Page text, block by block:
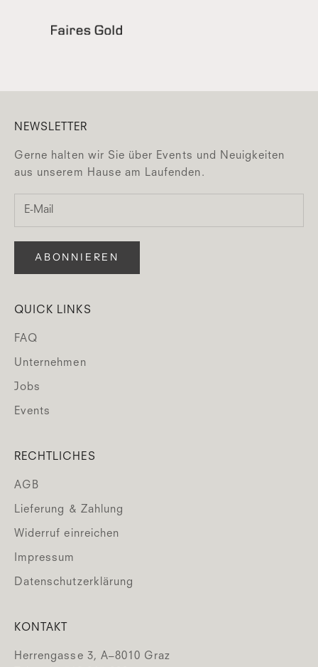
NEWSLETTER
Gerne halten wir Sie über Events und Neuigkeiten
aus unserem Hause am Laufenden.
ABONNIEREN
QUICK LINKS
FAQ
Unternehmen
Jobs
Events
RECHTLICHES
AGB
Lieferung & Zahlung
Widerruf einreichen
Impressum
Datenschutzerklärung
KONTAKT
Herrengasse 3, A–8010 Graz